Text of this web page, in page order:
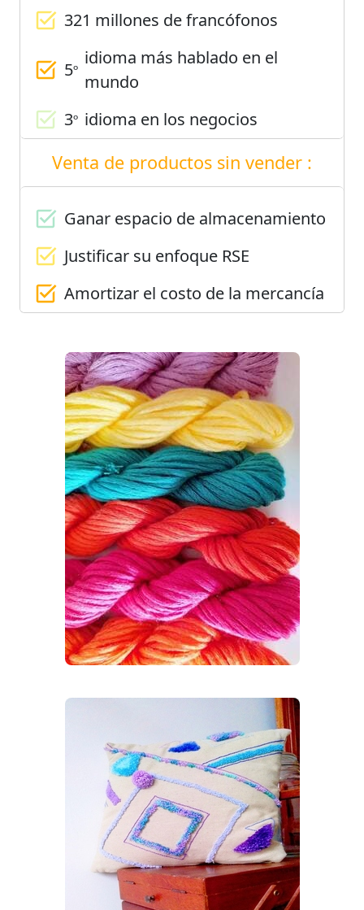
321 millones de francófonos
5º
idioma más hablado en el
mundo
3º idioma en los negocios
Venta de productos sin vender :
Ganar espacio de almacenamiento
Justificar su enfoque RSE
Amortizar el costo de la mercancía